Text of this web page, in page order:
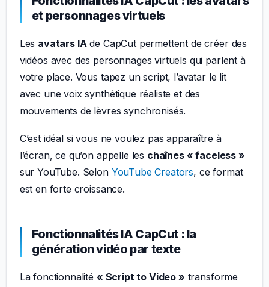
et personnages virtuels
Les avatars IAde CapCut permettent de créer des
vidéos avec des personnages virtuels qui parlent à
votre place. Vous tapez un script, l’avatar le lit
avec une voix synthétique réaliste et des
mouvements de lèvres synchronisés.
C’est idéal si vous ne voulez pas apparaître à
l’écran, ce qu’on appelle les chaînes « faceless »
sur YouTube. Selon YouTube Creators, ce format
est en forte croissance.
Fonctionnalités IA CapCut : la
génération vidéo par texte
La fonctionnalité « Script to Video » transforme